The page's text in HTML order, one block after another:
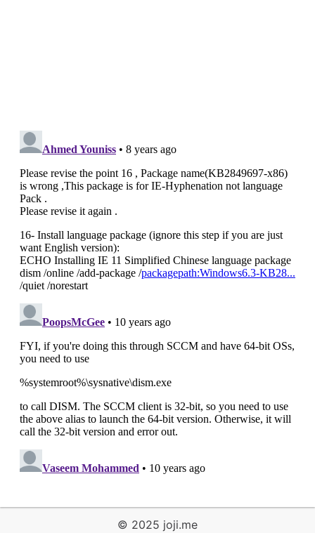
© 2025 joji.me